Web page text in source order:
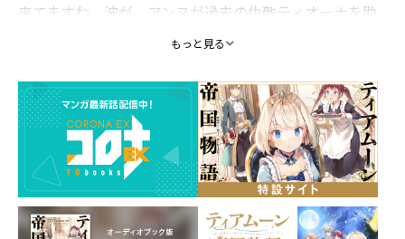
来てますわ、波が。アンヌが過去の仇敵ティオーナを助
けて、最悪の未来が近づいたと思いきや。まさか生徒会
長のラフィーナ様とお近づきになるなんて。本読み友達
も馬上デートもできて、充実の学園生活ってやつです
わ！ あらアベル王子。今度の剣術大会で、シオンと戦
うんですの！？ 大丈夫。あなたなら絶対に勝てます
わ！ わたくしお手製のサンドイッチもありますも
の！ 元（？）ポンコツ姫による、やり直しファンタジ
ー第二弾！
もっと見る